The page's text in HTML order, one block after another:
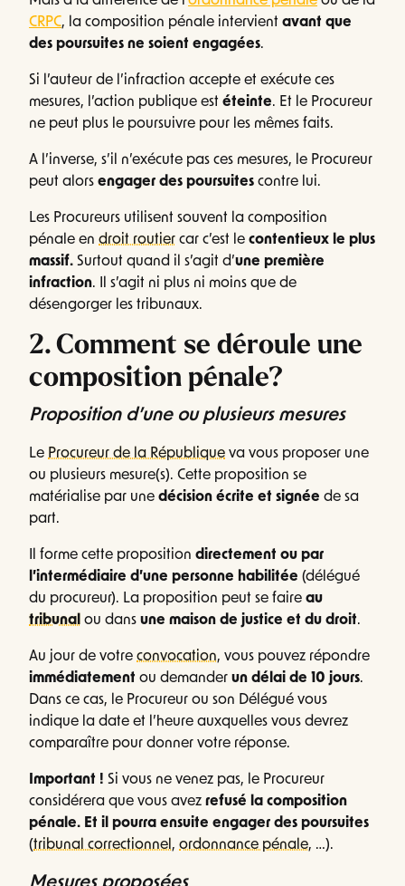
CRPC, la composition pénale intervient avant que
des poursuites ne soient engagées.
Si l’auteur de l’infraction accepte et exécute ces
mesures, l’action publique est éteinte. Et le Procureur
ne peut plus le poursuivre pour les mêmes faits.
A l’inverse, s’il n’exécute pas ces mesures, le Procureur
peut alors engager des poursuites contre lui.
Les Procureurs utilisent souvent la composition
pénale en droit routier car c’est le contentieux le plus
massif. Surtout quand il s’agit d’une première
infraction. Il s’agit ni plus ni moins que de
désengorger les tribunaux.
2. Comment se déroule une
composition pénale?
Proposition d’une ou plusieurs mesures
Le Procureur de la République va vous proposer une
ou plusieurs mesure(s). Cette proposition se
matérialise par une décision écrite et signée de sa
part.
Il forme cette proposition directement ou par
l’intermédiaire d’une personne habilitée (délégué
du procureur). La proposition peut se faire au
tribunal ou dans une maison de justice et du droit.
Au jour de votre convocation, vous pouvez répondre
immédiatement ou demander un délai de 10 jours.
Dans ce cas, le Procureur ou son Délégué vous
indique la date et l’heure auxquelles vous devrez
comparaître pour donner votre réponse.
Important ! Si vous ne venez pas, le Procureur
considérera que vous avez refusé la composition
pénale. Et il pourra ensuite engager des poursuites
(tribunal correctionnel , ordonnance pénale, …).